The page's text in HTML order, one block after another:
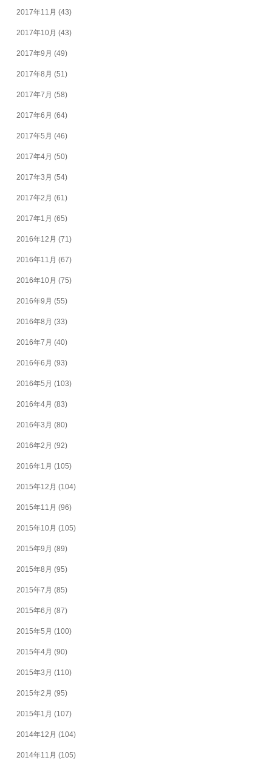
2017年11月 (43)
2017年10月 (43)
2017年9月 (49)
2017年8月 (51)
2017年7月 (58)
2017年6月 (64)
2017年5月 (46)
2017年4月 (50)
2017年3月 (54)
2017年2月 (61)
2017年1月 (65)
2016年12月 (71)
2016年11月 (67)
2016年10月 (75)
2016年9月 (55)
2016年8月 (33)
2016年7月 (40)
2016年6月 (93)
2016年5月 (103)
2016年4月 (83)
2016年3月 (80)
2016年2月 (92)
2016年1月 (105)
2015年12月 (104)
2015年11月 (96)
2015年10月 (105)
2015年9月 (89)
2015年8月 (95)
2015年7月 (85)
2015年6月 (87)
2015年5月 (100)
2015年4月 (90)
2015年3月 (110)
2015年2月 (95)
2015年1月 (107)
2014年12月 (104)
2014年11月 (105)